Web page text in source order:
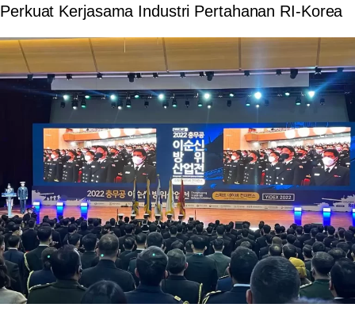
Perkuat Kerjasama Industri Pertahanan RI-Korea